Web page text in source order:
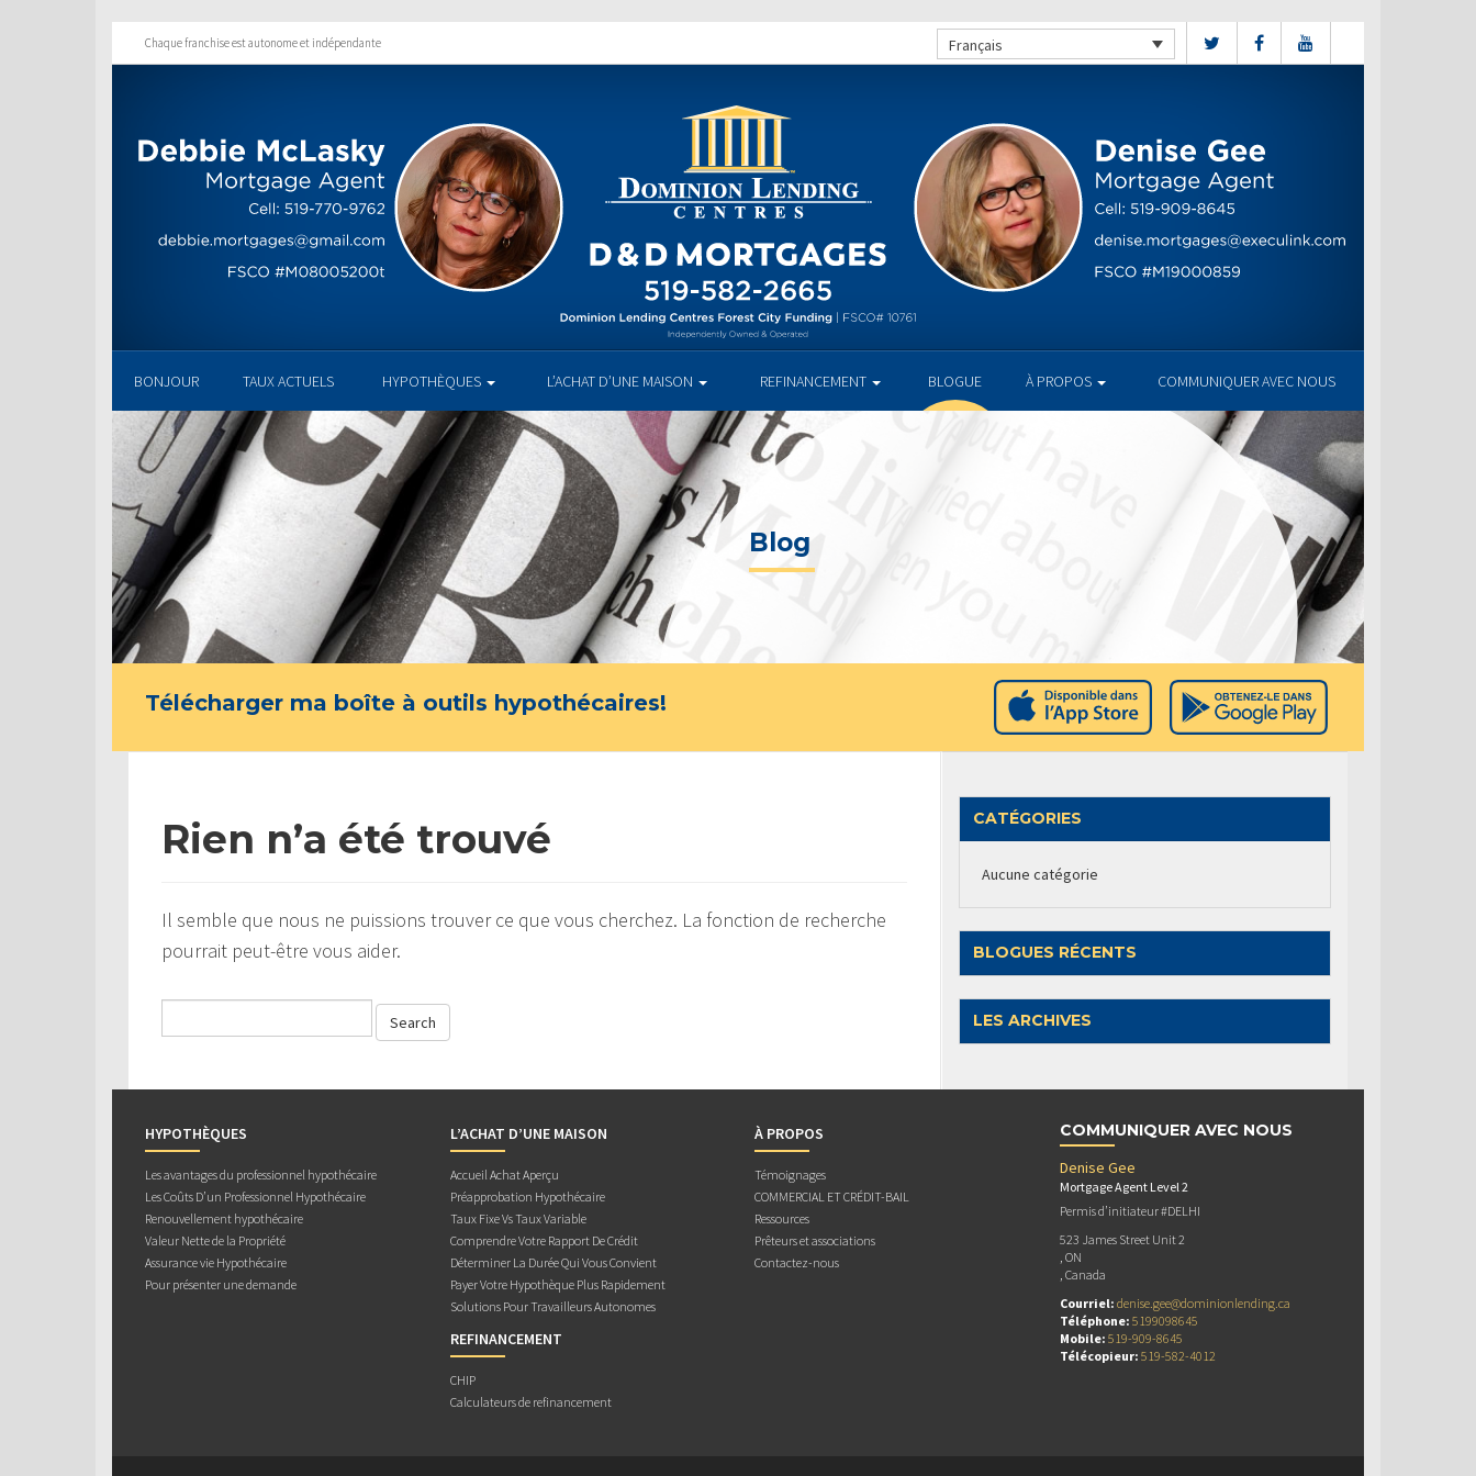
Chaque franchise est autonome et indépendante Français
BONJOUR TAUX ACTUELS HYPOTHÈQUES L’ACHAT D’UNE MAISON REFINANCEMENT BLOGUE À PROPOS COMMUNIQUER AVEC NOUS
Blog
Télécharger ma boîte à outils hypothécaires!
Rien n’a été trouvé
Il semble que nous ne puissions trouver ce que vous cherchez. La fonction de recherche
pourrait peut-être vous aider.
CATÉGORIES
Aucune catégorie
BLOGUES RÉCENTS
LES ARCHIVES
HYPOTHÈQUES
Les avantages du professionnel hypothécaire
Les Coûts D’un Professionnel Hypothécaire
Renouvellement hypothécaire
Valeur Nette de la Propriété
Assurance vie Hypothécaire
Pour présenter une demande
L’ACHAT D’UNE MAISON
Accueil Achat Aperçu
Préapprobation Hypothécaire
Taux Fixe Vs Taux Variable
Comprendre Votre Rapport De Crédit
Déterminer La Durée Qui Vous Convient
Payer Votre Hypothèque Plus Rapidement
Solutions Pour Travailleurs Autonomes
REFINANCEMENT
CHIP
Calculateurs de refinancement
À PROPOS
Témoignages
COMMERCIAL ET CRÉDIT-BAIL
Ressources
Prêteurs et associations
Contactez-nous
COMMUNIQUER AVEC NOUS
Denise Gee
Mortgage Agent Level 2
Permis d’initiateur #DELHI
523 James Street Unit 2
, ON
, Canada
Courriel: denise.gee@dominionlending.ca
Téléphone: 5199098645
Mobile: 519-909-8645
Télécopieur: 519-582-4012